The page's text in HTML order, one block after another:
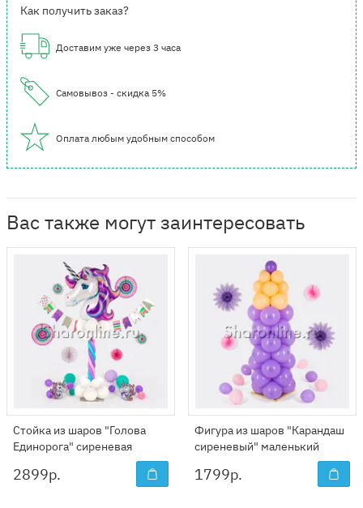
Как получить заказ?
Доставим уже через 3 часа
Самовывоз - скидка 5%
Оплата любым удобным способом
Вас также могут заинтересовать
Стойка из шаров "Голова
Единорога" сиреневая
2899р.
Фигура из шаров "Карандаш
сиреневый" маленький
1799р.